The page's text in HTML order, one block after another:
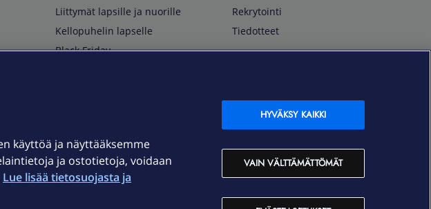
Liittymät lapsille ja nuorille
Kellopuhelin lapselle
Black Friday
Rekrytointi
Tiedotteet
OmaElisa Self Service
Moving to Finland
Elisa Corporation
käyttöä ja näyttääksemme
ja ostotietoja, voidaan
Lue lisää tietosuojasta ja
VAIN VÄLTTÄMÄTTÖMÄT
HYVÄKSY KAIKKI